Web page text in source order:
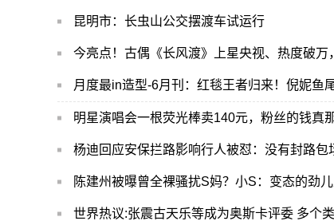
昆明市：长虫山公交摆渡车试运行
今亮点！古偶《长风渡》上星央视、热度破万
明星演唱会一根荧光棒卖140元，粉丝的钱真
杨迪回应安保拦路影响行人被怼：没有封路包
陈建州被曝曾全裸骚扰S妈？小S：变态的劲
世界热议:张震古天乐等成为奥斯卡评委 多个